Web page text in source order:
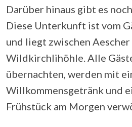
Darüber hinaus gibt es
Diese Unterkunft ist vom
und liegt zwischen
Wildkirchlihöhle. Alle
übernachten, werden mit
Willkommensgetränk und
Frühstück am Morgen